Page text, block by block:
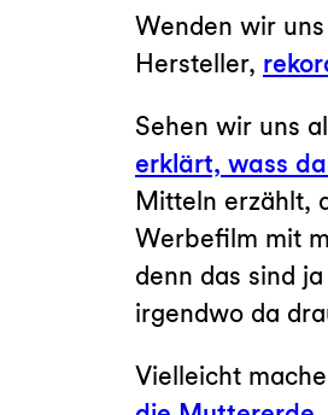
Wenden wir
Hersteller,
Sehen wir uns
erklärt, wass
Mitteln erzählt,
Werbefilm mit
denn das sind
irgendwo da
Vielleicht